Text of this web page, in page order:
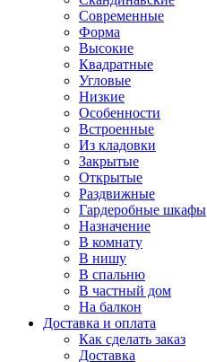
Современные
Форма
Высокие
Квадратные
Угловые
Низкие
Особенности
Встроенные
Из кладовки
Закрытые
Открытые
Раздвижные
Гардеробные шкафы
Назначение
В комнату
В нишу
В спальню
В частный дом
На балкон
Доставка и оплата
Как сделать заказ
Доставка